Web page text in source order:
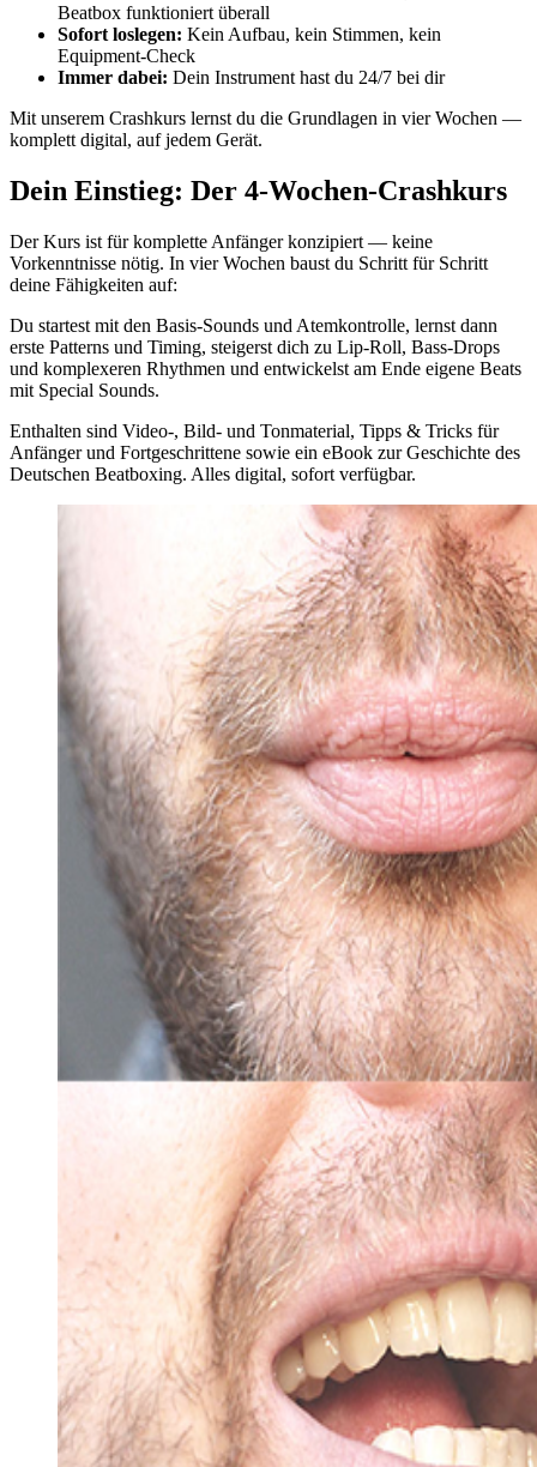
Beatbox funktioniert überall
Sofort loslegen: Kein Aufbau, kein Stimmen, kein
Equipment-Check
Immer dabei: Dein Instrument hast du 24/7 bei dir
Mit unserem Crashkurs lernst du die Grundlagen in vier Wochen —
komplett digital, auf jedem Gerät.
Dein Einstieg: Der 4-Wochen-Crashkurs
Der Kurs ist für komplette Anfänger konzipiert — keine
Vorkenntnisse nötig. In vier Wochen baust du Schritt für Schritt
deine Fähigkeiten auf:
Du startest mit den Basis-Sounds und Atemkontrolle, lernst dann
erste Patterns und Timing, steigerst dich zu Lip-Roll, Bass-Drops
und komplexeren Rhythmen und entwickelst am Ende eigene Beats
mit Special Sounds.
Enthalten sind Video-, Bild- und Tonmaterial, Tipps & Tricks für
Anfänger und Fortgeschrittene sowie ein eBook zur Geschichte des
Deutschen Beatboxing. Alles digital, sofort verfügbar.